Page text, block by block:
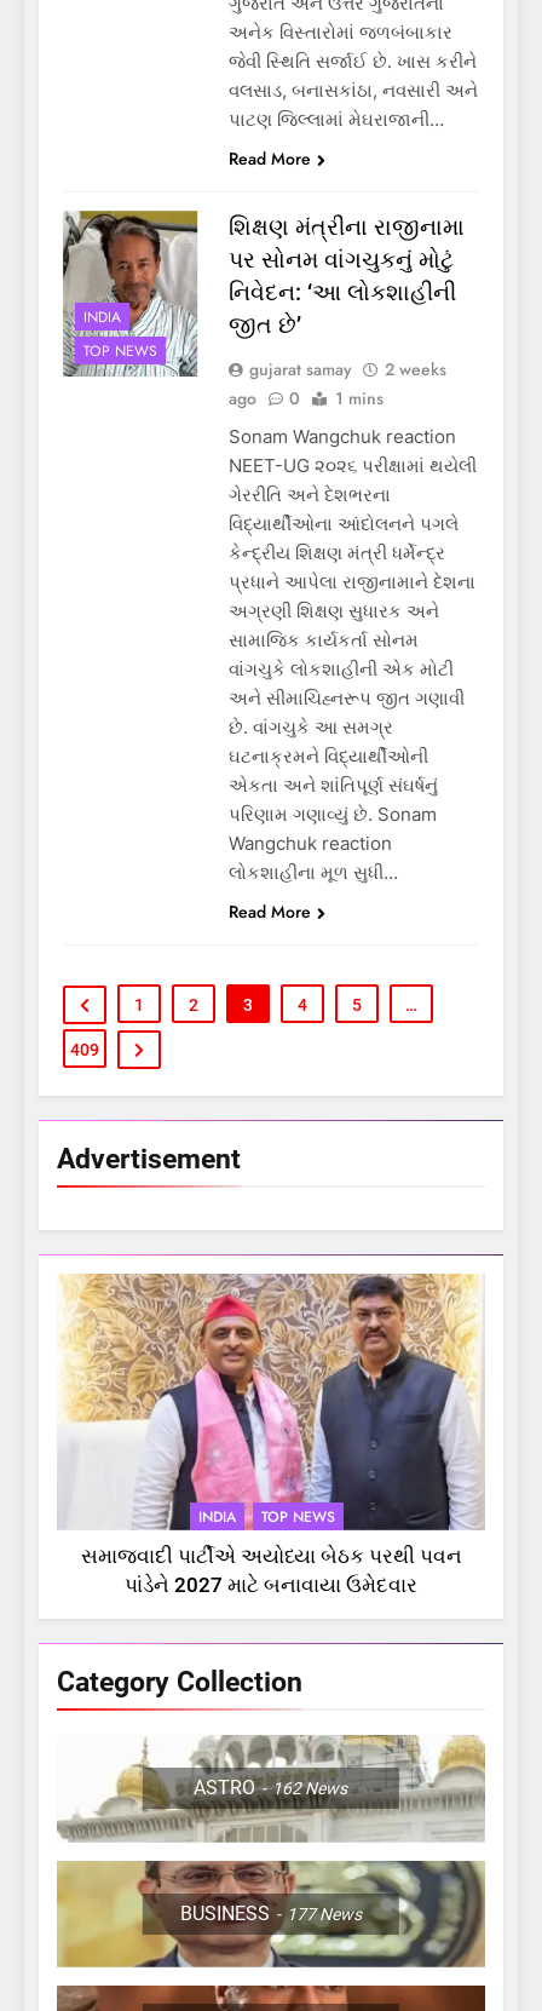
Advertisement
INDIA TOP NEWS
સમાજવાદી પાર્ટીએ અયોધ્યા બેઠક પરથી પવન
પાંડેને 2027 માટે બનાવાયા ઉમેદવાર
Category Collection
ASTRO 162News
BUSINESS 177News
અનેક વિસ્તારોમાં જળબંબાકાર
જેવી સ્થિતિ સર્જાઈ છે. ખાસ કરીને
વલસાડ, બનાસકાંઠા, નવસારી અને
પાટણ જિલ્લામાં મેઘરાજાની…
Read More
INDIA
TOP NEWS
શિક્ષણ મંત્રીના રાજીનામા
પર સોનમ વાંગચુકનું મોટું
નિવેદન: ‘આ લોકશાહીની
જીત છે’
gujarat samay
2 weeks
ago
0 1 mins
Sonam Wangchuk reaction
NEET-UG ૨૦૨૬ પરીક્ષામાં થયેલી
ગેરરીતિ અને દેશભરના
વિદ્યાર્થીઓના આંદોલનને પગલે
કેન્દ્રીય શિક્ષણ મંત્રી ધર્મેન્દ્ર
પ્રધાને આપેલા રાજીનામાને દેશના
અગ્રણી શિક્ષણ સુધારક અને
સામાજિક કાર્યકર્તા સોનમ
વાંગચુકે લોકશાહીની એક મોટી
અને સીમાચિહ્નરૂપ જીત ગણાવી
છે. વાંગચુકે આ સમગ્ર
ઘટનાક્રમને વિદ્યાર્થીઓની
એકતા અને શાંતિપૂર્ણ સંઘર્ષનું
પરિણામ ગણાવ્યું છે. Sonam
Wangchuk reaction
લોકશાહીના મૂળ સુધી…
Read More
1 2 3 4 5 …
409